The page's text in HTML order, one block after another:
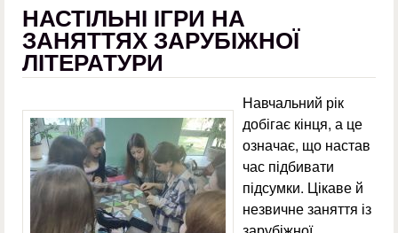
НАСТІЛЬНІ ІГРИ НА
ЗАНЯТТЯХ ЗАРУБІЖНОЇ
ЛІТЕРАТУРИ
Навчальний рік
добігає кінця, а це
означає, що настав
час підбивати
підсумки. Цікаве й
незвичне заняття із